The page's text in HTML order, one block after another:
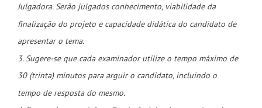
Julgadora. Serão julgados conhecimento, viabilidade da
finalização do projeto e capacidade didática do candidato de
apresentar o tema.
3. Sugere-se que cada examinador utilize o tempo máximo de
30 (trinta) minutos para arguir o candidato, incluindo o
tempo de resposta do mesmo.